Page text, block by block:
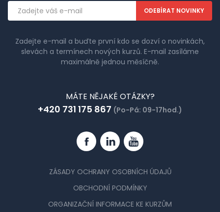
Emailová
adresa
Zadejte e-mail a buďte první kdo se dozví o novinkách,
slevách a termínech nových kurzů. E-mail zasíláme
maximálně jednou měsíčně.
MÁTE NĚJAKÉ OTÁZKY?
+420 731 175 867 (Po-Pá: 09-17hod.)
FacebookLinkedinYouTube
ZÁSADY OCHRANY OSOBNÍCH ÚDAJŮ
OBCHODNÍ PODMÍNKY
ORGANIZAČNÍ INFORMACE KE KURZŮM